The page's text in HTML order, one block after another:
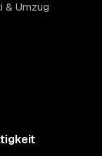
& Umzug